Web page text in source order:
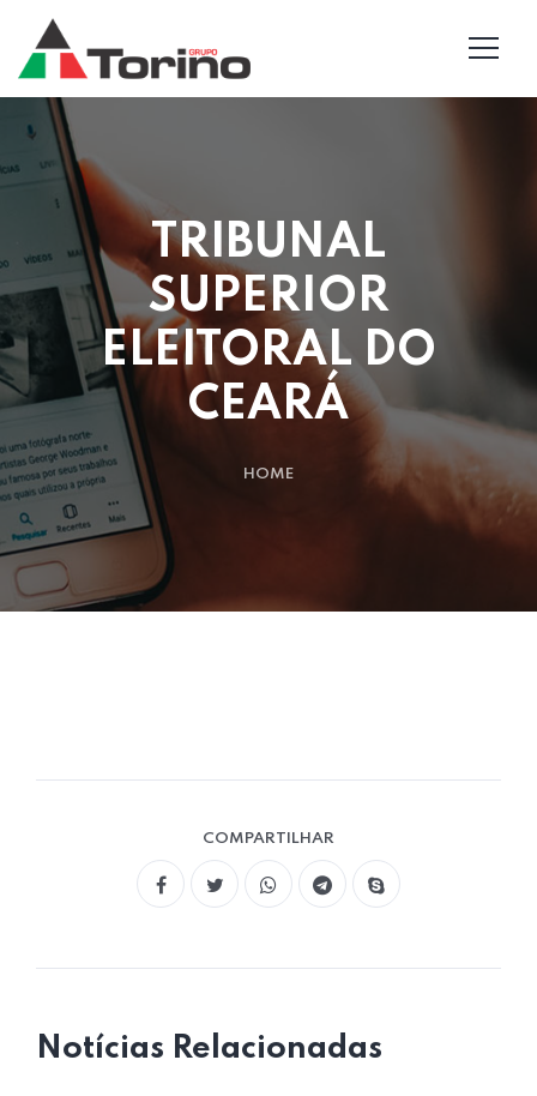
TRIBUNAL
SUPERIOR
ELEITORAL DO
CEARÁ
HOME
COMPARTILHAR
Notícias Relacionadas